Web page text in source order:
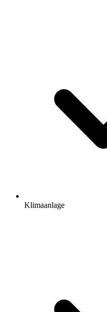
Klimaanlage